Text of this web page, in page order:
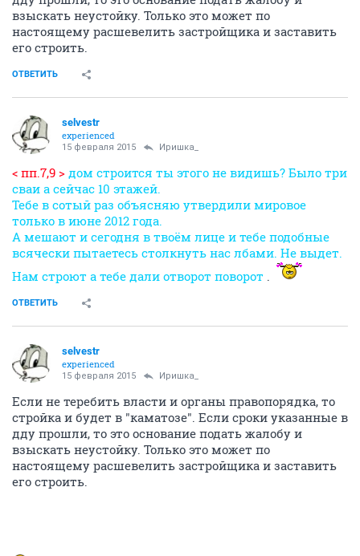
взыскать неустойку. Только это может по
настоящему расшевелить застройщика и заставить
его строить.
ОТВЕТИТЬ
selvestr
experienced
15 февраля 2015 Иришка_
< пп.7,9 > дом строится ты этого не видишь? Было три
сваи а сейчас 10 этажей.
Тебе в сотый раз объясняю утвердили мировое
только в июне 2012 года.
А мешают и сегодня в твоём лице и тебе подобные
всячески пытаетесь столкнуть нас лбами. Не выдет.
Нам строют а тебе дали отворот поворот .
ОТВЕТИТЬ
selvestr
experienced
15 февраля 2015 Иришка_
Если не теребить власти и органы правопорядка, то
стройка и будет в "каматозе". Если сроки указанные в
дду прошли, то это основание подать жалобу и
взыскать неустойку. Только это может по
настоящему расшевелить застройщика и заставить
его строить.